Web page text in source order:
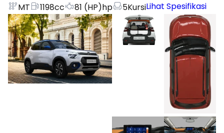
MT 1198cc 81 (HP)hp 5KursiLihat Spesifikasi